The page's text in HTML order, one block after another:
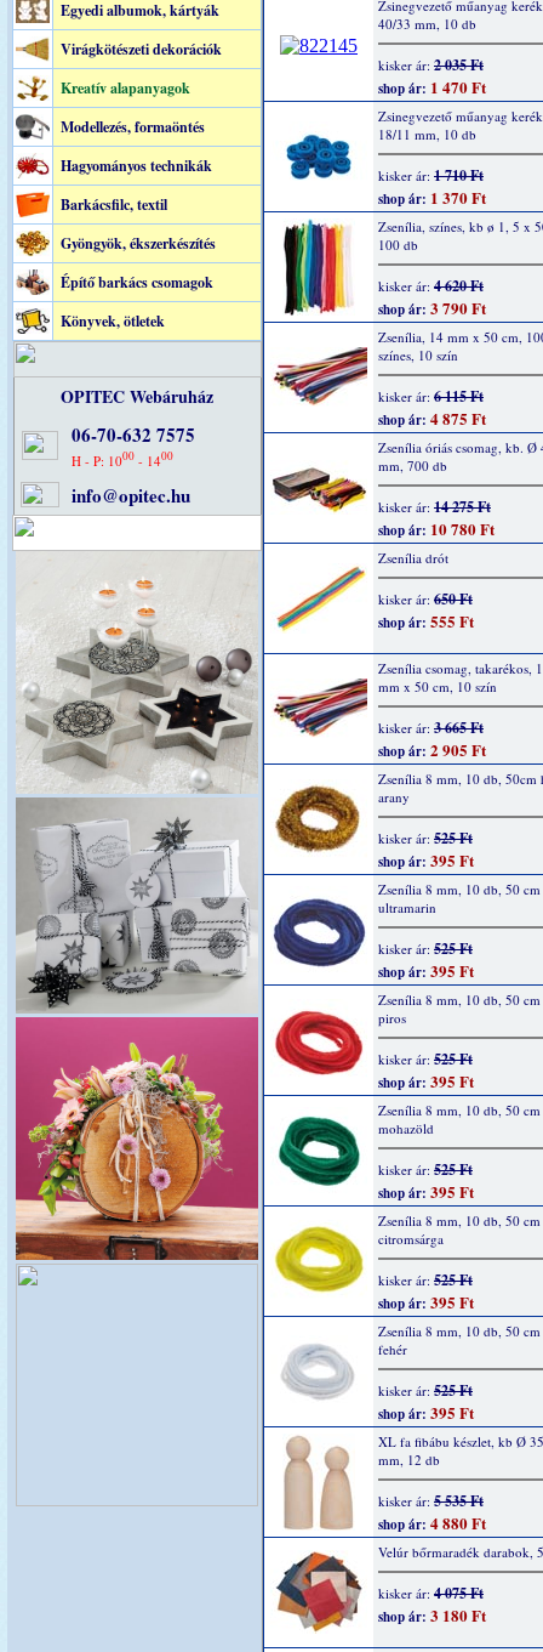
Egyedi albumok, kártyák
Virágkötészeti dekorációk
Kreatív alapanyagok
Modellezés, formaöntés
Hagyományos technikák
Barkácsfilc, textil
Gyöngyök, ékszerkészítés
Építő barkács csomagok
Könyvek, ötletek
OPITEC Webáruház
06-70-632 7575
H - P: 1000- 1400
info@opitec.hu
Zsinegvezető műanyag
40/33 mm, 10 db
kisker ár: 2 035 Ft
shop ár: 1 470 Ft
Zsinegvezető műanyag
18/11 mm, 10 db
kisker ár: 1 710 Ft
shop ár: 1 370 Ft
Zsenília, színes, kb ø 1, 5 x
100 db
kisker ár: 4 620 Ft
shop ár: 3 790 Ft
Zsenília, 14 mm x 50 cm,
színes, 10 szín
kisker ár: 6 115 Ft
shop ár: 4 875 Ft
Zsenília óriás csomag, kb. Ø
mm, 700 db
kisker ár: 14 275 Ft
shop ár: 10 780 Ft
Zsenília drót
kisker ár: 650 Ft
shop ár: 555 Ft
Zsenília csomag, takarékos,
mm x 50 cm, 10 szín
kisker ár: 3 665 Ft
shop ár: 2 905 Ft
Zsenília 8 mm, 10 db, 50cm
arany
kisker ár: 525 Ft
shop ár: 395 Ft
Zsenília 8 mm, 10 db, 50 cm
ultramarin
kisker ár: 525 Ft
shop ár: 395 Ft
Zsenília 8 mm, 10 db, 50 cm
piros
kisker ár: 525 Ft
shop ár: 395 Ft
Zsenília 8 mm, 10 db, 50 cm
mohazöld
kisker ár: 525 Ft
shop ár: 395 Ft
Zsenília 8 mm, 10 db, 50 cm
citromsárga
kisker ár: 525 Ft
shop ár: 395 Ft
Zsenília 8 mm, 10 db, 50 cm
fehér
kisker ár: 525 Ft
shop ár: 395 Ft
XL fa fibábu készlet, kb Ø
mm, 12 db
kisker ár: 5 535 Ft
shop ár: 4 880 Ft
Velúr bőrmaradék darabok,
kisker ár: 4 075 Ft
shop ár: 3 180 Ft